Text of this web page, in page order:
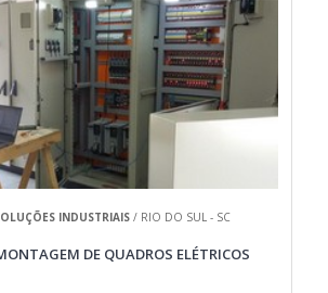
INDUSTRIAIS/ RIO DO SUL - SC
DE QUADROS ELÉTRICOS